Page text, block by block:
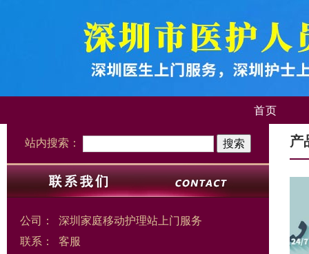
首页
站内搜索：
公司：
深圳家庭移动护理站上门服务
联系：
客服
产